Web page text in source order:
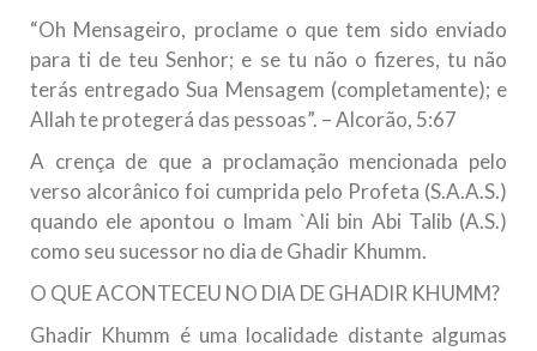
10 DE NOVEMBRO DE 2013
Falecimento do Imam Ali Ibn Al-Hussein
(A.S.)
Em nome de Deus, o Clemente, o Misericordioso! Diante da
data em que relembramos o martírio do quarto Imam dos
muçulmanos, o Imam Ali Ibn Al-Hussein Ibn Ali Ibn Abi Táleb
(A.S.), conhecido por “Zein Al-Ábidin” (Formosura
NOTÍCIAS
Centro Islâmico no Brasil recebe o ex-
“Oh Mensageiro, proclame o que tem sido enviado
para ti de teu Senhor; e se tu não o fizeres, tu não
terás entregado Sua Mensagem (completamente); e
Allah te protegerá das pessoas”. – Alcorão, 5:67
A crença de que a proclamação mencionada pelo
verso alcorânico foi cumprida pelo Profeta (S.A.A.S.)
quando ele apontou o Imam `Ali bin Abi Talib (A.S.)
como seu sucessor no dia de Ghadir Khumm.
O QUE ACONTECEU NO DIA DE GHADIR KHUMM?
Ghadir Khumm é uma localidade distante algumas